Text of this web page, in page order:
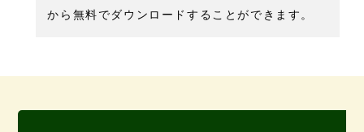
から無料でダウンロードすることができます。